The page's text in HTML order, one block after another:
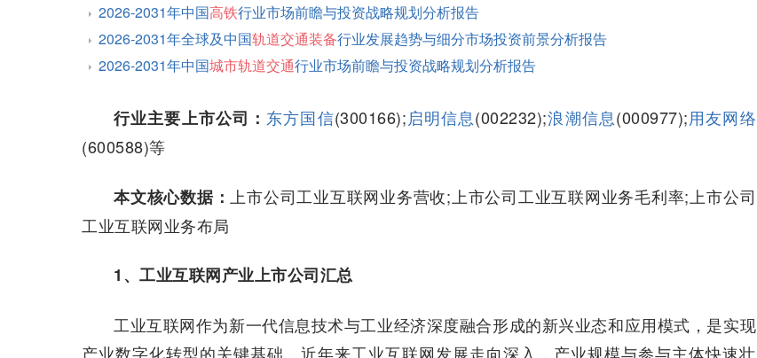
2026-2031年中国高铁行业市场前瞻与投资战略规划分析报告
2026-2031年全球及中国轨道交通装备行业发展趋势与细分市场投资前景分析报告
2026-2031年中国城市轨道交通行业市场前瞻与投资战略规划分析报告
行业主要上市公司：东方国信(300166);启明信息(002232);浪潮信息(000977);用友网络
(600588)等
本文核心数据：上市公司工业互联网业务营收;上市公司工业互联网业务毛利率;上市公司
工业互联网业务布局
1、工业互联网产业上市公司汇总
工业互联网作为新一代信息技术与工业经济深度融合形成的新兴业态和应用模式，是实现
产业数字化转型的关键基础。近年来工业互联网发展走向深入，产业规模与参与主体快速壮